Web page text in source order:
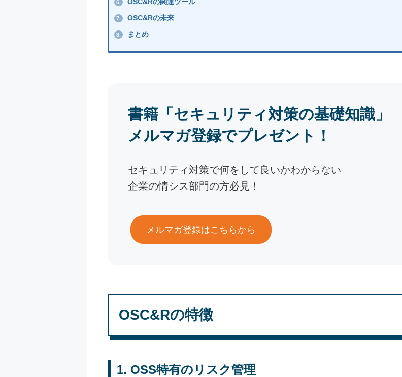
6.
7. OSC&Rの未来
8. まとめ
書籍「セキュリティ対策の基礎知識」
メルマガ登録でプレゼント！
セキュリティ対策で何をして良いかわからない
企業の情シス部門の方必見！
メルマガ登録はこちらから
OSC&Rの特徴
1. OSS特有のリスク管理